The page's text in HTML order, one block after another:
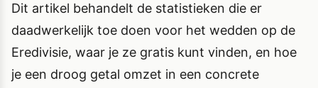
Dit artikel behandelt de statistieken die er
daadwerkelijk toe doen voor het wedden op de
Eredivisie, waar je ze gratis kunt vinden, en hoe
je een droog getal omzet in een concrete